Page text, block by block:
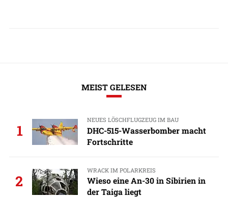
MEIST GELESEN
1
NEUES LÖSCHFLUGZEUG IM BAU
DHC-515-Wasserbomber macht
Fortschritte
2
WRACK IM POLARKREIS
Wieso eine An-30 in Sibirien in
der Taiga liegt